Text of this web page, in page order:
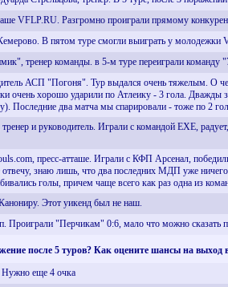
VFLP.RU. Разгромно проиграли прямому
В пятом туре смогли выиграть у молодежки
тренер команды. в 5-м туре переиграли команду
АСП "Погоня". Тур выдался очень тяжелым. О
очень хорошо ударили по Атлеику - 3 гола. Дважды
Последние два матча мы спарировали - тоже по 2
и руководитель. Играли с командой EXE,
пресс-атташе. Играли с КФП Арсенал,
знаю лишь, что два последних МДП уже
голы, причем чаще всего как раз одна из
Этот уикенд был не наш.
"Перчикам" 0:6, мало что можно сказать
после 5 туров? Как оцените шансы на выход
еще 4 очка